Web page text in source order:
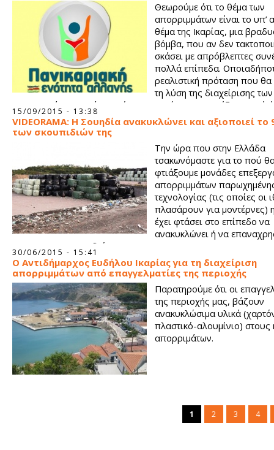
Θεωρούμε ότι το θέμα των
απορριμμάτων είναι το υπ’
θέμα της Ικαρίας, μια
βόμβα, που αν δεν
σκάσει με απρόβλεπτες
πολλά επίπεδα.
ρεαλιστική πρόταση που
τη λύση της διαχείρισης των
απορριμμάτων, κατά τη γνώμη μας πρέπει να στηρίζεται από
παρατάξεις του Δημοτικού Συμβουλίου.
15/09/2015 - 13:38
VIDEORAMA: Η Σουηδία ανακυκλώνει και αξιοποιεί το
των σκουπιδιών της
Την ώρα που στην Ελλάδα
τσακωνόμαστε για το πού
φτιάξουμε μονάδες
απορριμμάτων
τεχνολογίας (τις οποίες οι
πλασάρουν για μοντέρνες)
έχει φτάσει στο επίπεδο να
ανακυκλώνει ή να
το 99% των σκουπιδιών της.
30/06/2015 - 15:41
Ο Αντιδήμαρχος Ευδήλου Ικαρίας για τη διαχείριση
απορριμμάτων από επαγγελματίες της περιοχής
Παρατηρούμε ότι οι
της περιοχής μας, βάζουν
ανακυκλώσιμα υλικά
πλαστικό-αλουμίνιο)
απορριμάτων.
1 2 3 4